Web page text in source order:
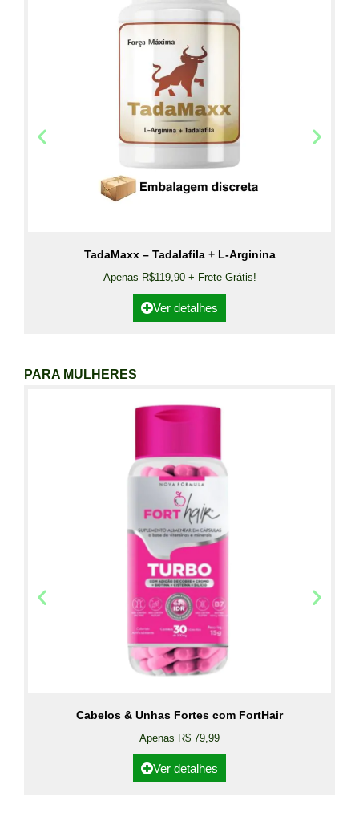
TadaMaxx – Tadalafila + L-Arginina
Apenas R$119,90 + Frete Grátis!
Ver detalhes
PARA MULHERES
Cabelos & Unhas Fortes com FortHair
Apenas R$ 79,99
Ver detalhes